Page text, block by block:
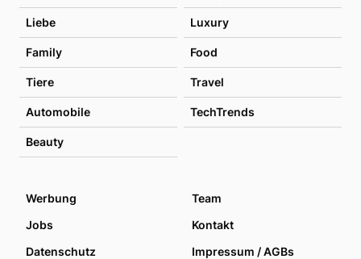
Liebe Luxury
Family Food
Tiere Travel
Automobile TechTrends
Beauty
Werbung
Team
Jobs
Kontakt
Datenschutz
Impressum / AGBs